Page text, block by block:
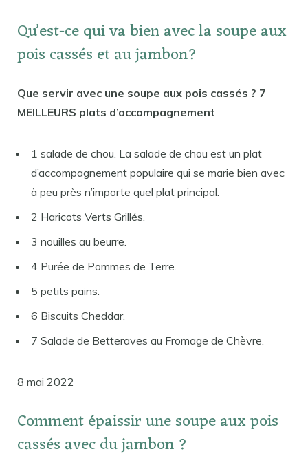
Qu’est-ce qui va bien avec la soupe aux
pois cassés et au jambon?
Que servir avec une soupe aux pois cassés ? 7
MEILLEURS plats d’accompagnement
1 salade de chou. La salade de chou est un plat
d’accompagnement populaire qui se marie bien avec
à peu près n’importe quel plat principal.
2 Haricots Verts Grillés.
3 nouilles au beurre.
4 Purée de Pommes de Terre.
5 petits pains.
6 Biscuits Cheddar.
7 Salade de Betteraves au Fromage de Chèvre.
8 mai 2022
Comment épaissir une soupe aux pois
cassés avec du jambon ?